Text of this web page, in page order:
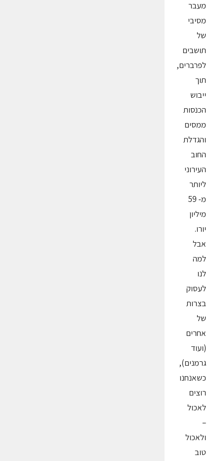
מעבר
מסיבי
של
תושבים
לפרברים,
תוך
ייבוש
הכנסות
ממסים
והגדלת
החוב
העירוני
ליותר
מ- 59
מיליון
יורו.
אבל
למה
לנו
לעסוק
בצרות
של
אחרים
(ועוד
גרמנים),
כשאנחנו
רוצים
לאכול
–
ולאכול
טוב